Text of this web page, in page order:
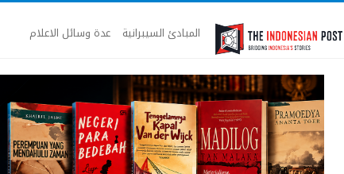
المبادئ السيبرانية عدة وسائل الاعلام